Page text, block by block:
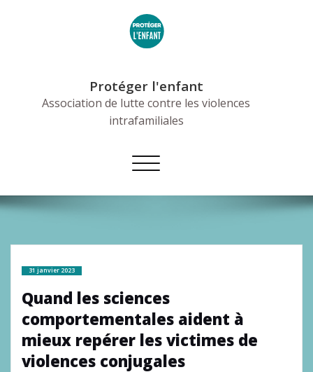
Protéger l'enfant
Association de lutte contre les violences
intrafamiliales
Afficher/masquer
la
31 janvier 2023
Quand les sciences
comportementales aident à
mieux repérer les victimes de
violences conjugales